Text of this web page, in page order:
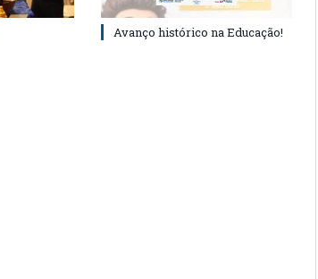
Avanço histórico na Educação!